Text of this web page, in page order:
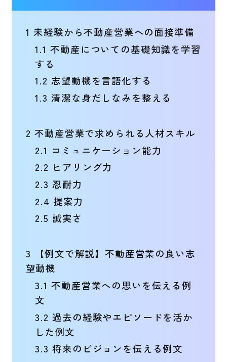
1 未経験から不動産営業への面接準備
1.1 不動産についての基礎知識を学習
する
1.2 志望動機を言語化する
1.3 清潔な身だしなみを整える
2 不動産営業で求められる人材スキル
2.1 コミュニケーション能力
2.2 ヒアリング力
2.3 忍耐力
2.4 提案力
2.5 誠実さ
3 【例文で解説】不動産営業の良い志
望動機
3.1 不動産営業への思いを伝える例
文
3.2 過去の経験やエピソードを活か
した例文
3.3 将来のビジョンを伝える例文